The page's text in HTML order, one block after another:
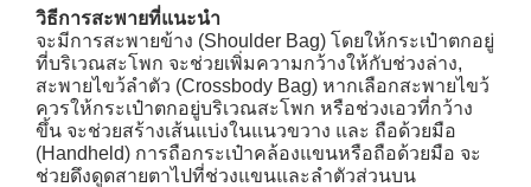
วิธีการสะพายที่แนะนำ
จะมีการสะพายข้าง (Shoulder Bag) โดยให้กระเป๋าตกอยู่
ที่บริเวณสะโพก จะช่วยเพิ่มความกว้างให้กับช่วงล่าง,
สะพายไขว้ลำตัว (Crossbody Bag) หากเลือกสะพายไขว้
ควรให้กระเป๋าตกอยู่บริเวณสะโพก หรือช่วงเอวที่กว้าง
ขึ้น จะช่วยสร้างเส้นแบ่งในแนวขวาง และ ถือด้วยมือ
(Handheld) การถือกระเป๋าคล้องแขนหรือถือด้วยมือ จะ
ช่วยดึงดูดสายตาไปที่ช่วงแขนและลำตัวส่วนบน